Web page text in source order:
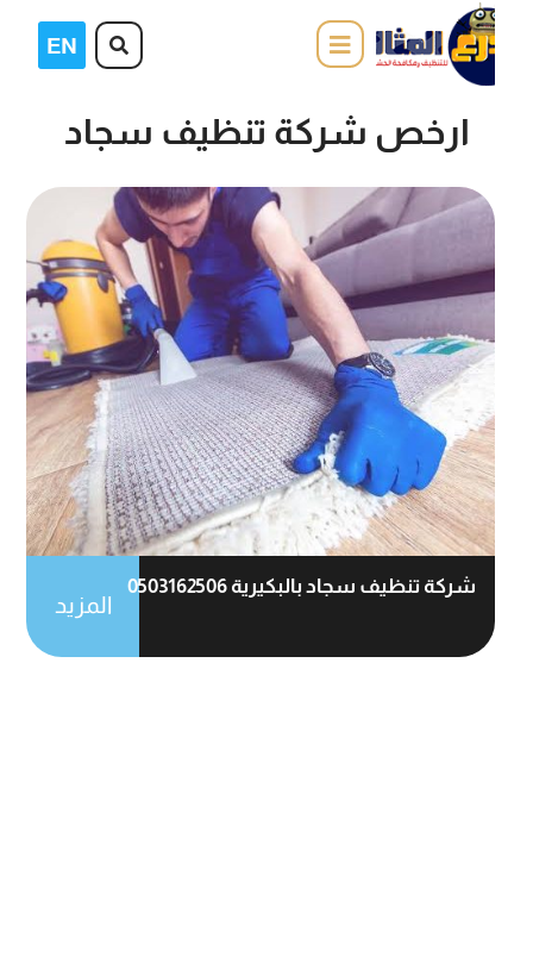
ارخص شركة تنظيف سجاد
شركة تنظيف سجاد بالبكيرية 0503162506
المزيد